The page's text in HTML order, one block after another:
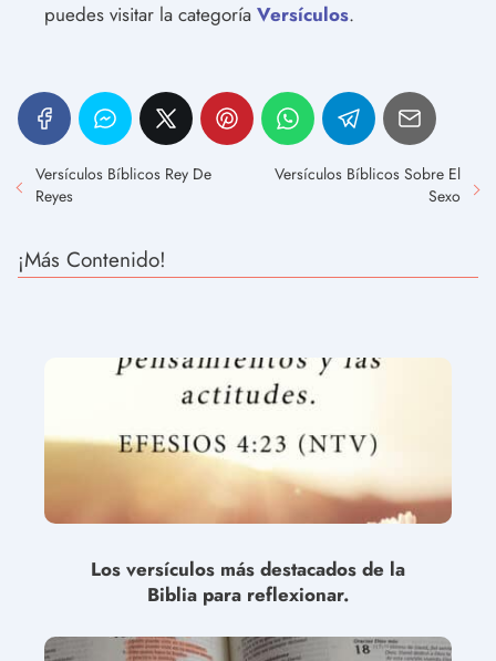
puedes visitar la categoría Versículos.
Versículos Bíblicos Rey De
Reyes
Versículos Bíblicos Sobre El
Sexo
¡Más Contenido!
Los versículos más destacados de la
Biblia para reflexionar.